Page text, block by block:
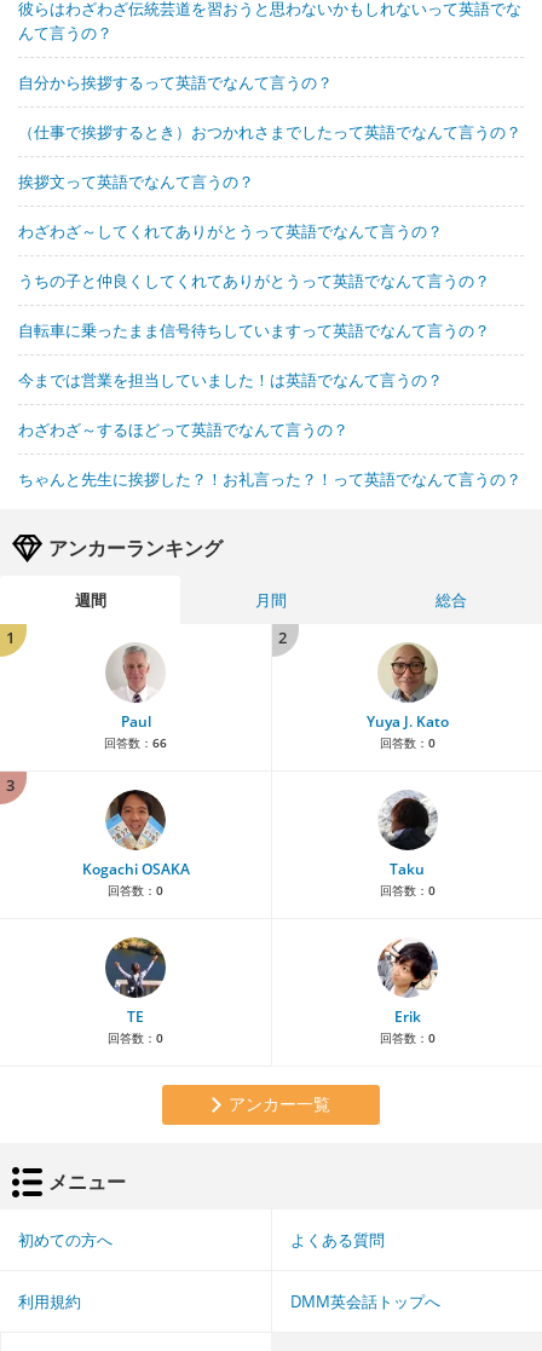
彼らはわざわざ伝統芸道を習おうと思わないかもしれないって英語でな
んて言うの？
自分から挨拶するって英語でなんて言うの？
（仕事で挨拶するとき）おつかれさまでしたって英語でなんて言うの？
挨拶文って英語でなんて言うの？
わざわざ～してくれてありがとうって英語でなんて言うの？
うちの子と仲良くしてくれてありがとうって英語でなんて言うの？
自転車に乗ったまま信号待ちしていますって英語でなんて言うの？
今までは営業を担当していました！は英語でなんて言うの？
わざわざ～するほどって英語でなんて言うの？
ちゃんと先生に挨拶した？！お礼言った？！って英語でなんて言うの？
アンカーランキング
週間 月間
総合
1
Paul
回答数： 66
2
Yuya J. Kato
回答数： 0
3
Kogachi OSAKA
回答数： 0
Taku
回答数： 0
TE
回答数： 0
Erik
回答数： 0
アンカー一覧
メニュー
初めての方へ よくある質問
利用規約 DMM英会話トップへ